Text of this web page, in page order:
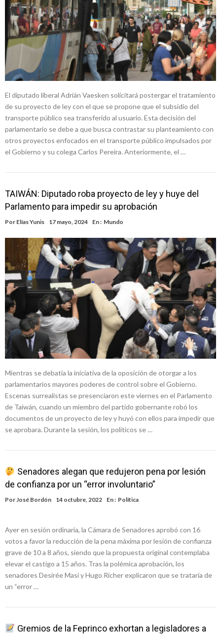
El diputado liberal Adrián Vaesken solicitará postergar el tratamiento
de su proyecto de ley con el que se propone que el subsidio del
transporte público sea transferido al usuario. Esta decisión del
parlamentario se debe a que busca contrastar su planteamiento con
otros proyectos enfocados en el transporte público impulsados por
el Gobierno y su colega Carlos Pereira. Anteriormente, el …
TAIWÁN: Diputado roba proyecto de ley y huye del
Parlamento para impedir su aprobación
Por Elías Yunis 17 mayo, 2024 En : Mundo
Mientras se debatía la iniciativa de la oposición de otorgar a los
parlamentarios mayores poderes de control sobre el Gobierno.
Escenas surrealistas se presenciaron este viernes en el Parlamento
de Taiwán, cuando un miembro del partido gobernante robó los
documentos de un proyecto de ley y huyó con ellos para impedir que
se aprobara. Durante la sesión, los políticos se …
Senadores alegan que redujeron pena por lesión
de confianza por un “error involuntario”
Por José Bordón 14 octubre, 2022 En : Política
Ayer en sesión ordinaria, la Cámara de Senadores aprobó con 16
votos a favor la reducción de la pena máxima por lesión de confianza
grave de 10 a 8 años, siendo que la propuesta original contemplaba
elevar el castigo a 15 años. Tras la polémica aprobación, los
senadores Desirée Masi y Hugo Richer explicaron que se trataría de
un “error …
Gremios de la Feprinco exhortan a legisladores a